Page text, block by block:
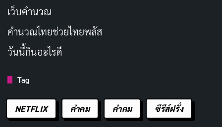
และหลักฐานทุกอย่างก็ชี้ไปที่สามี
นักแสดงสมทบอย่าง
อ่อนโยนชวนระแวง และ
ละครล้วนมีเลเยอร์ที่ทำให้คนดูตั้งคำถามว่าใครกันแน่ที่อยู่
เบื้องหลังการลักพาตัวครั้งนี้
เว็บคํานวณ
คํานวณไทยช่วยไทยพลัส
วันนี้กินอะไรดี
Tag
NETFLIX คำคม คําคม ซีรีส์ฝรั่ง